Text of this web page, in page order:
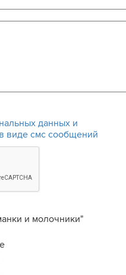
данных и
виде смс сообщений
и молочники"